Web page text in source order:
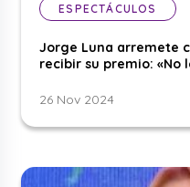
ESPECTÁCULOS
Jorge Luna arremete
recibir su premio: «No
26 Nov 2024